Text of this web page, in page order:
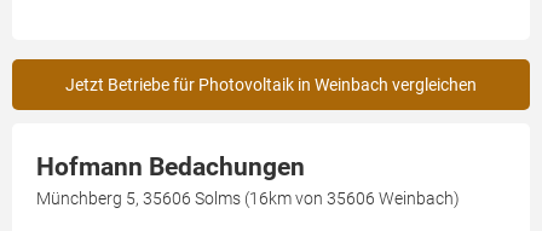
Jetzt Betriebe für Photovoltaik in Weinbach vergleichen
Hofmann Bedachungen
Münchberg 5, 35606 Solms (16km von 35606 Weinbach)